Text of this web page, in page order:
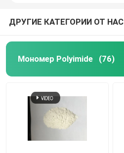
ДРУГИЕ КАТЕГОРИИ ОТ НАС
Мономер Polyimide (76)